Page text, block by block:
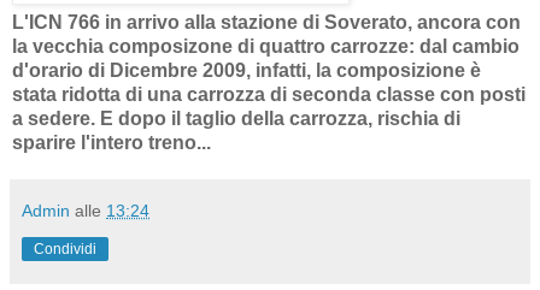
L'ICN 766 in arrivo alla stazione di Soverato, ancora con
la vecchia composizone di quattro carrozze: dal cambio
d'orario di Dicembre 2009, infatti, la composizione è
stata ridotta di una carrozza di seconda classe con posti
a sedere. E dopo il taglio della carrozza, rischia di
sparire l'intero treno...
Admin alle 13:24
Condividi